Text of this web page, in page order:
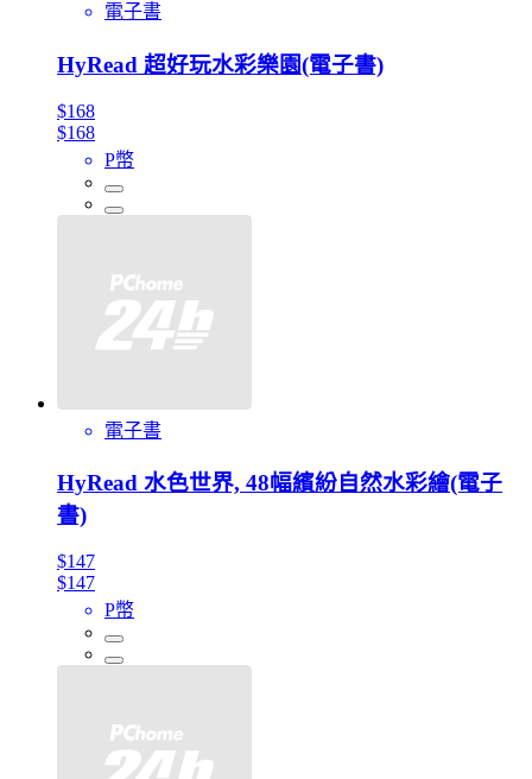
電子書
HyRead 超好玩水彩樂園(電子書)
$168
$168
P幣
電子書
HyRead 水色世界, 48幅繽紛自然水彩繪(電子
書)
$147
$147
P幣